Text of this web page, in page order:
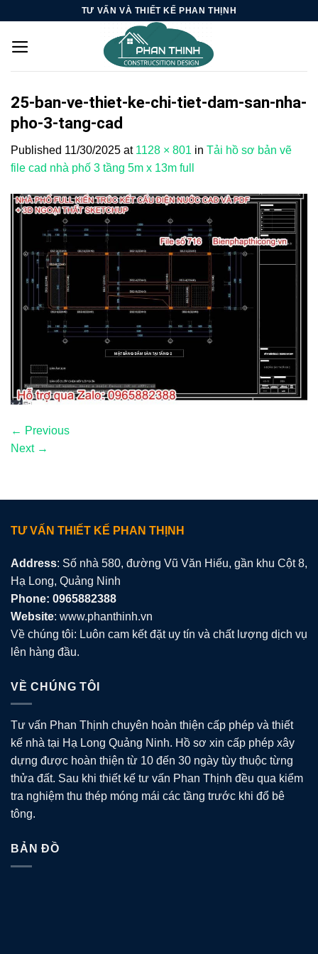
content
TƯ VẤN VÀ THIẾT KẾ PHAN THỊNH
25-ban-ve-thiet-ke-chi-tiet-dam-san-nha-
pho-3-tang-cad
Published 11/30/2025 at 1128 × 801 in Tải hồ sơ bản vẽ
file cad nhà phố 3 tầng 5m x 13m full
← Previous
Next →
TƯ VẤN THIẾT KẾ PHAN THỊNH
Address: Số nhà 580, đường Vũ Văn Hiếu, gần khu Cột 8,
Hạ Long, Quảng Ninh
Phone: 0965882388
Website: www.phanthinh.vn
Về chúng tôi: Luôn cam kết đặt uy tín và chất lượng dịch vụ
lên hàng đầu.
VỀ CHÚNG TÔI
Tư vấn Phan Thịnh chuyên hoàn thiện cấp phép và thiết
kế nhà tại Hạ Long Quảng Ninh. Hồ sơ xin cấp phép xây
dựng được hoàn thiện từ 10 đến 30 ngày tùy thuộc từng
thửa đất. Sau khi thiết kế tư vấn Phan Thịnh đều qua kiểm
tra nghiệm thu thép móng mái các tầng trước khi đổ bê
tông.
BẢN ĐỒ